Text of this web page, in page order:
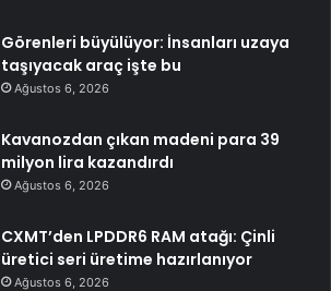
Görenleri büyülüyor: İnsanları uzaya
taşıyacak araç işte bu
Ağustos 6, 2026
Kavanozdan çıkan madeni para 39
milyon lira kazandırdı
Ağustos 6, 2026
CXMT’den LPDDR6 RAM atağı: Çinli
üretici seri üretime hazırlanıyor
Ağustos 6, 2026